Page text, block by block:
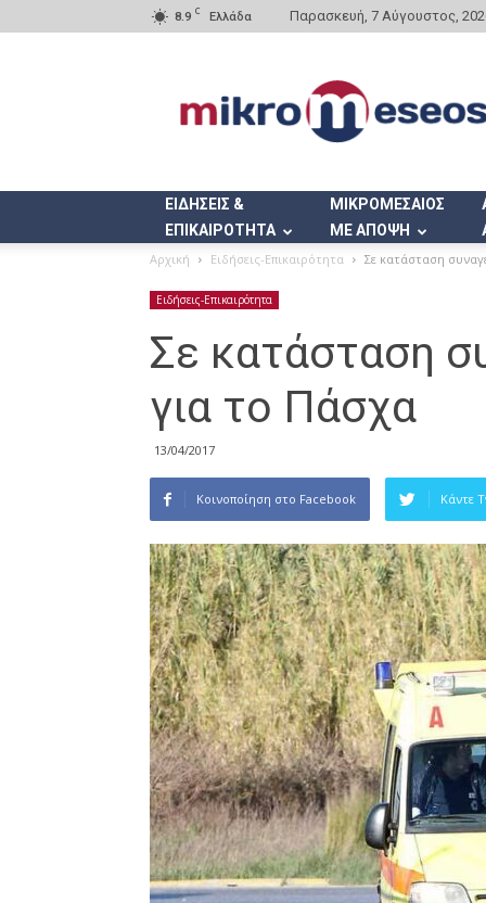
8.9 C Ελλάδα Παρασκευή, 7 Αύγουστος,
ΕΙΔΗΣΕΙΣ &
ΕΠΙΚΑΙΡΟΤΗΤΑ
ΜΙΚΡΟΜΕΣΑΙΟΣ
ΜΕ ΑΠΟΨΗ
Αρχική Ειδήσεις-Επικαιρότητα Σε κατάσταση
Ειδήσεις-Επικαιρότητα
Σε κατάσταση
για το Πάσχα
13/04/2017
Κοινοποίηση στο Facebook Κάντε